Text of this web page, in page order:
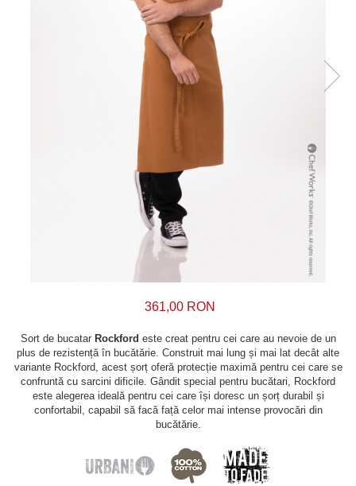
361,00 RON
Sort de bucatar Rockford este creat pentru cei care au nevoie de un
plus de rezistență în bucătărie. Construit mai lung și mai lat decât alte
variante Rockford, acest șorț oferă protecție maximă pentru cei care se
confruntă cu sarcini dificile. Gândit special pentru bucătari, Rockford
este alegerea ideală pentru cei care își doresc un șorț durabil și
confortabil, capabil să facă față celor mai intense provocări din
bucătărie.